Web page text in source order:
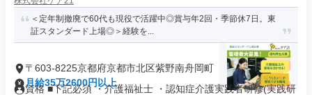
＜定年制撤廃で60代も現役で活躍中◎賞与年2回・季節休7日。東
証スタンダード上場◎＞経験を...
〒603-8225京都府京都市北区紫野南舟岡町
月給35万2600円以上
資格 ■下記必須 ・介護福祉士 ・認知症介護実践者研修(実践研